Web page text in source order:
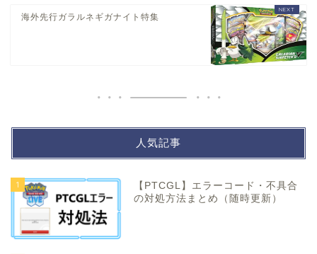
海外先行ガラルネギガナイト特集
人気記事
1
【PTCGL】エラーコード・不具合
の対処方法まとめ（随時更新）